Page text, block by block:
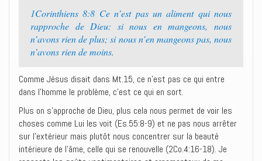
1Corinthiens 8:8 Ce n’est pas un aliment qui nous
rapproche de Dieu: si nous en mangeons, nous
n’avons rien de plus; si nous n’en mangeons pas, nous
n’avons rien de moins.
Comme Jésus disait dans Mt.15, ce n’est pas ce qui entre
dans l’homme le problème, c’est ce qui en sort.
Plus on s’approche de Dieu, plus cela nous permet de voir les
choses comme Lui les voit (Es.55:8-9) et ne pas nous arrêter
sur l’extérieur mais plutôt nous concentrer sur la beauté
intérieure de l’âme, celle qui se renouvelle (2Co.4:16-18). Je